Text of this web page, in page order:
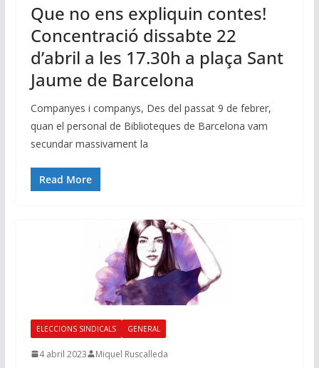
Que no ens expliquin contes!
Concentració dissabte 22
d’abril a les 17.30h a plaça Sant
Jaume de Barcelona
Companyes i companys, Des del passat 9 de febrer,
quan el personal de Biblioteques de Barcelona vam
secundar massivament la
Read More
ELECCIONS SINDICALS GENERAL
4 abril 2023 Miquel Ruscalleda